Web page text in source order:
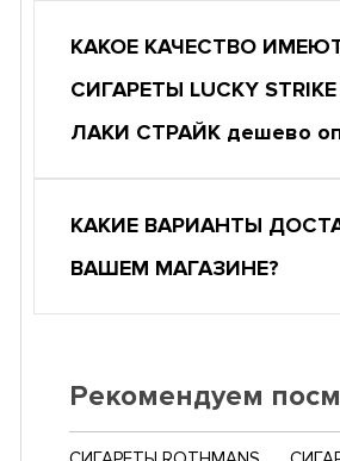
КАКОЕ КАЧЕСТВО
СИГАРЕТЫ LUCKY STRIKE
ЛАКИ СТРАЙК дешево
КАКИЕ ВАРИАНТЫ
ВАШЕМ МАГАЗИНЕ?
Рекомендуем